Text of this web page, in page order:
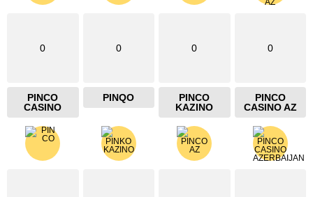
0
PINCO
CASINO
0
PINQO
0
PINCO
KAZINO
0
PINCO
CASINO AZ